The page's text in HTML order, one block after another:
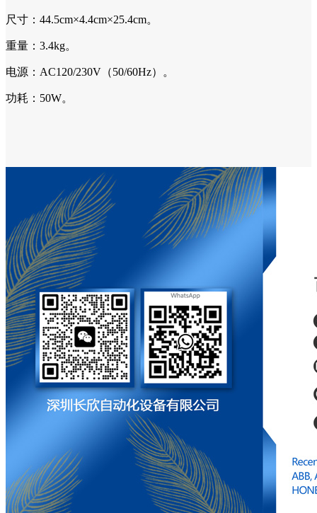
尺寸：44.5cm×4.4cm×25.4cm。
重量：3.4kg。
电源：AC120/230V（50/60Hz）。
功耗：50W。